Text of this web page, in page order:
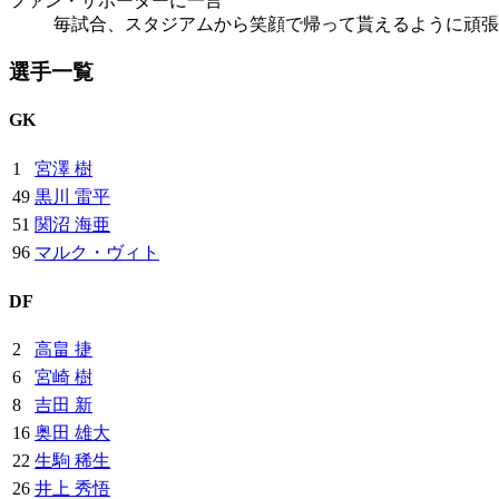
毎試合、スタジアムから笑顔で帰って貰えるように頑
選手一覧
GK
1
宮澤 樹
49 黒川 雷平
51 関沼 海亜
96 マルク・ヴィト
DF
2
高畠 捷
6
宮崎 樹
8
吉田 新
16 奥田 雄大
22 生駒 稀生
26 井上 秀悟